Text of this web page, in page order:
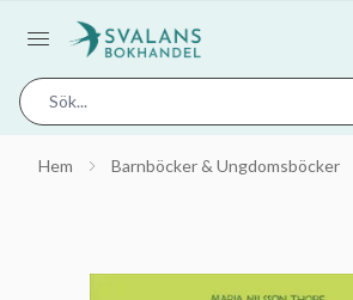
Hem Barnböcker & Ungdomsböcker